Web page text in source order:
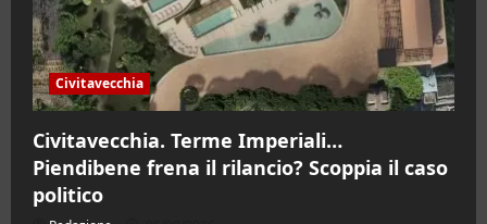
Civitavecchia
Civitavecchia. Terme Imperiali…
Piendibene frena il rilancio? Scoppia il caso
politico